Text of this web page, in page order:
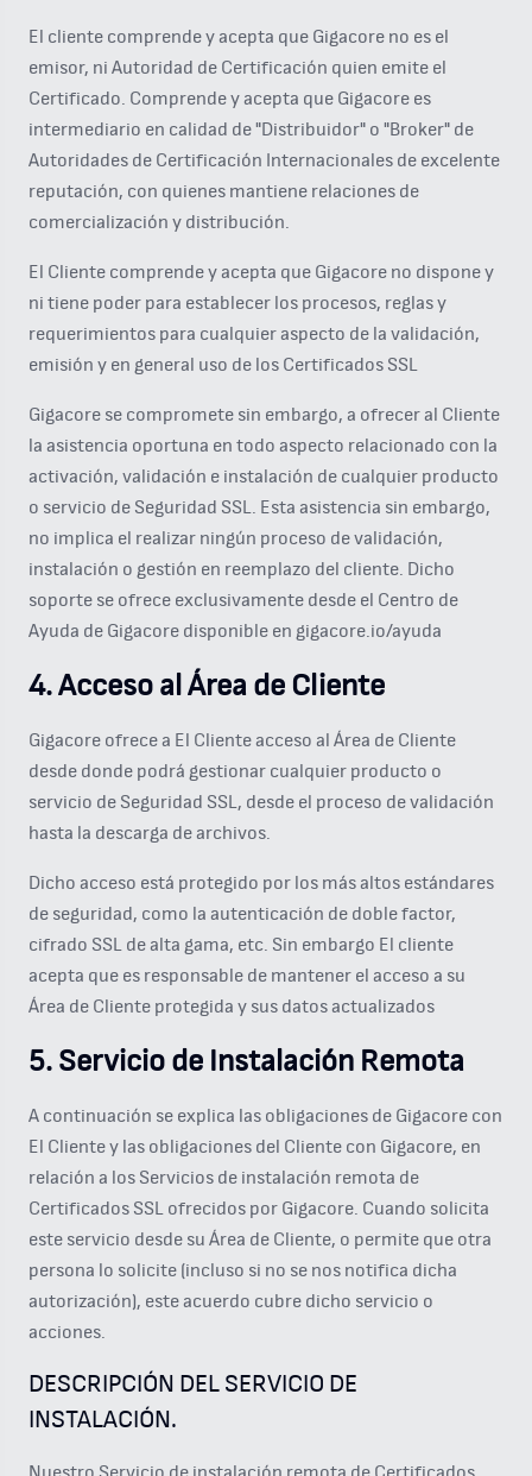
El cliente comprende y acepta que Gigacore no es el
emisor, ni Autoridad de Certificación quien emite el
Certificado. Comprende y acepta que Gigacore es
intermediario en calidad de "Distribuidor" o "Broker" de
Autoridades de Certificación Internacionales de excelente
reputación, con quienes mantiene relaciones de
comercialización y distribución.
El Cliente comprende y acepta que Gigacore no dispone y
ni tiene poder para establecer los procesos, reglas y
requerimientos para cualquier aspecto de la validación,
emisión y en general uso de los Certificados SSL
Gigacore se compromete sin embargo, a ofrecer al Cliente
la asistencia oportuna en todo aspecto relacionado con la
activación, validación e instalación de cualquier producto
o servicio de Seguridad SSL. Esta asistencia sin embargo,
no implica el realizar ningún proceso de validación,
instalación o gestión en reemplazo del cliente. Dicho
soporte se ofrece exclusivamente desde el Centro de
Ayuda de Gigacore disponible en gigacore.io/ayuda
4. Acceso al Área de Cliente
Gigacore ofrece a El Cliente acceso al Área de Cliente
desde donde podrá gestionar cualquier producto o
servicio de Seguridad SSL, desde el proceso de validación
hasta la descarga de archivos.
Dicho acceso está protegido por los más altos estándares
de seguridad, como la autenticación de doble factor,
cifrado SSL de alta gama, etc. Sin embargo El cliente
acepta que es responsable de mantener el acceso a su
Área de Cliente protegida y sus datos actualizados
5. Servicio de Instalación Remota
A continuación se explica las obligaciones de Gigacore con
El Cliente y las obligaciones del Cliente con Gigacore, en
relación a los Servicios de instalación remota de
Certificados SSL ofrecidos por Gigacore. Cuando solicita
este servicio desde su Área de Cliente, o permite que otra
persona lo solicite (incluso si no se nos notifica dicha
autorización), este acuerdo cubre dicho servicio o
acciones.
DESCRIPCIÓN DEL SERVICIO DE
INSTALACIÓN.